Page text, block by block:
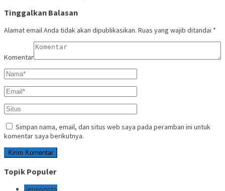
Tinggalkan Balasan
Alamat email Anda tidak akan dipublikasikan. Ruas yang wajib ditandai *
Komentar
Simpan nama, email, dan situs web saya pada peramban ini untuk
komentar saya berikutnya.
Topik Populer
Jeneponto